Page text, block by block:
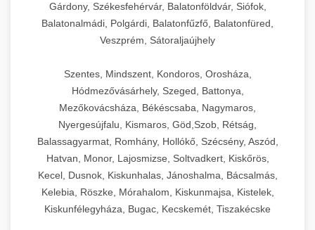
Gárdony, Székesfehérvár, Balatonföldvár, Siófok,
Balatonalmádi, Polgárdi, Balatonfűzfő, Balatonfüred,
Veszprém, Sátoraljaújhely
Szentes, Mindszent, Kondoros, Orosháza,
Hódmezővásárhely, Szeged, Battonya,
Mezőkovácsháza, Békéscsaba, Nagymaros,
Nyergesújfalu, Kismaros, Göd,Szob, Rétság,
Balassagyarmat, Romhány, Hollókő, Szécsény, Aszód,
Hatvan, Monor, Lajosmizse, Soltvadkert, Kiskőrös,
Kecel, Dusnok, Kiskunhalas, Jánoshalma, Bácsalmás,
Kelebia, Röszke, Mórahalom, Kiskunmajsa, Kistelek,
Kiskunfélegyháza, Bugac, Kecskemét, Tiszakécske